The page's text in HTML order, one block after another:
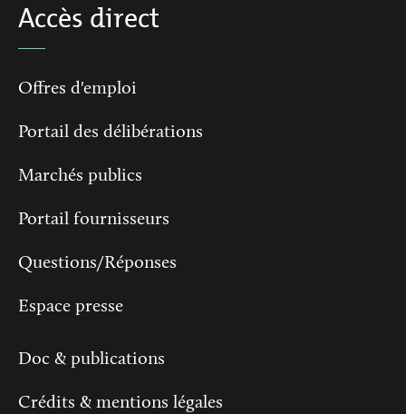
Accès direct
Offres d'emploi
Portail des délibérations
Marchés publics
Portail fournisseurs
Questions/Réponses
Espace presse
Doc & publications
Crédits & mentions légales